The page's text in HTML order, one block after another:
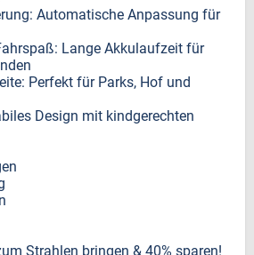
Automatische Anpassung für
Lange Akkulaufzeit für
Perfekt für Parks, Hof und
Design mit kindgerechten
Strahlen bringen & 40% sparen!